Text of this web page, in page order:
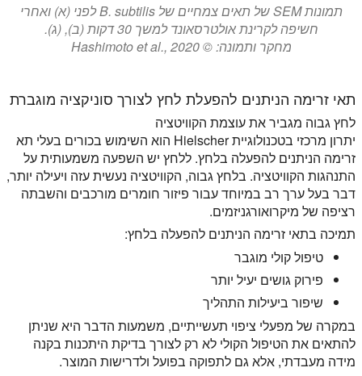
תמונות SEM של תאים צמחיים של B. subtilis לפני (א) ואחרי
חשיפה לקרינת אולטרסאונד למשך 30 דקות (ב), (ג).
מחקר ותמונה: © Hashimoto et al., 2020
תאי זרימה הניתנים להפעלת לחץ לצורך סוניקציה מוגברת
לחץ גבוה מגביר את עוצמת הקוויטציה
יתרון מרכזי בטכנולוגיית Hielscher הוא השימוש בכורים בעלי תא
זרימה הניתנים להפעלה בלחץ. ללחץ יש השפעה משמעותית על
התנהגות הקוויטציה. בלחץ גבוה, הקוויטציה נעשית עזה ויעילה יותר,
דבר בעל ערך רב במיוחד עבור פיזור חומרים מורכבים והשבתה
רציפה של מיקרואורגניזמים.
תמיכה בתאי זרימה הניתנים להפעלה בלחץ:
טיפול קולי מוגבר
פירוק גושים יעיל יותר
שיפור ביעילות התהליך
במקרה של מפעלי ציפוי תעשייתיים, משמעות הדבר היא שניתן
להתאים את הטיפול הקולי לא רק לצורך בדיקת היתכנות בקנה
מידה מעבדתי, אלא גם לתפוקה בפועל ולדרישות המוצר.